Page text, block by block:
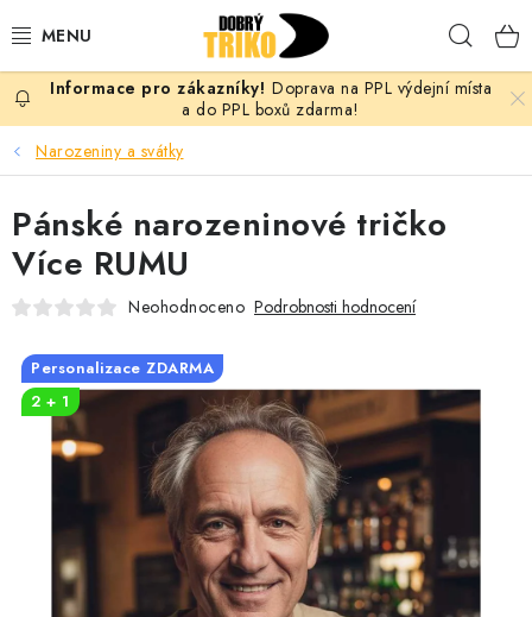
na
PRO ŽENY
PRO MUŽE
PRO DĚTI
PRO PÁRY
VLASTNÍ MOTIV
MIKINY
OKAMŽITĚ K ODBĚRU
Doprava na PPL výdejní místa
a do PPL boxů zdarma!
Narozeniny a svátky
Pánské narozeninové tričko
Více RUMU
Neohodnoceno Podrobnosti hodnocení
Personalizace ZDARMA
2 + 1